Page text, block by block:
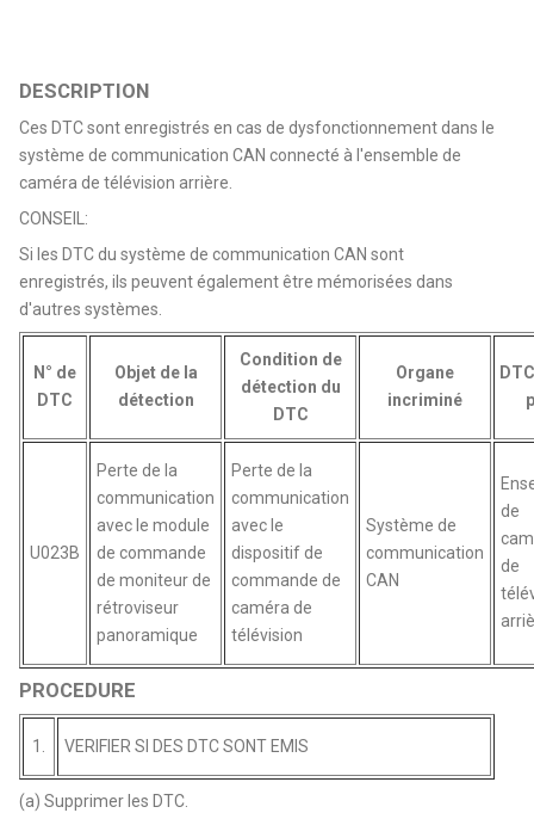
DESCRIPTION
Ces DTC sont enregistrés en cas de dysfonctionnement dans le
système de communication CAN connecté à l'ensemble de
caméra de télévision arrière.
CONSEIL:
Si les DTC du système de communication CAN sont
enregistrés, ils peuvent également être mémorisées dans
d'autres systèmes.
N° de
DTC
Objet de la
détection
Condition de
détection du
DTC
Organe
incriminé
U023B
Perte de la
communication
avec le module
de commande
de moniteur de
rétroviseur
panoramique
Perte de la
communication
avec le
dispositif de
commande de
caméra de
télévision
Système de
communication
CAN
de
de
PROCEDURE
1. VERIFIER SI DES DTC SONT EMIS
(a) Supprimer les DTC.